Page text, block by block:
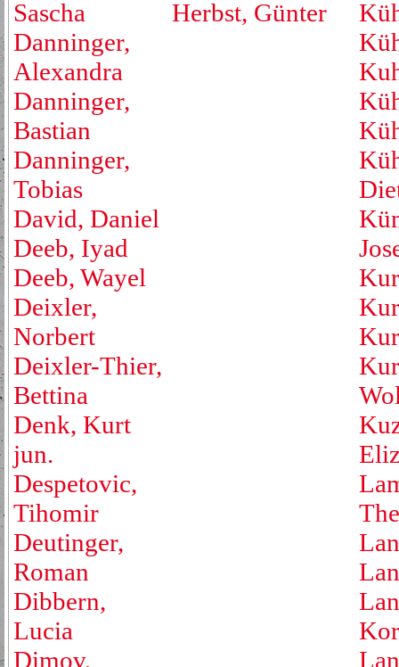
Sascha
Danninger,
Alexandra
Danninger,
Bastian
Danninger,
Tobias
David, Daniel
Deeb, Iyad
Deeb, Wayel
Deixler,
Norbert
Deixler-Thier,
Bettina
Denk, Kurt
jun.
Despetovic,
Tihomir
Deutinger,
Roman
Dibbern,
Lucia
Dimov,
Herbst, Günter